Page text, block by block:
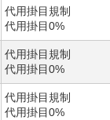
代用掛目規制
代用掛目0%
代用掛目規制
代用掛目0%
代用掛目規制
代用掛目0%